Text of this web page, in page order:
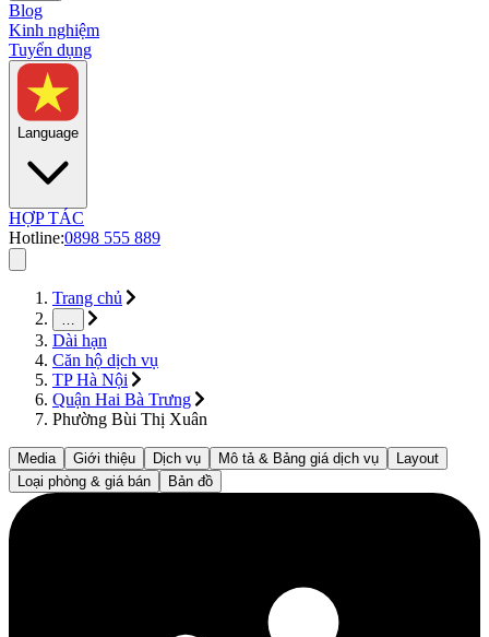
Blog
Kinh nghiệm
Tuyển dụng
Language
HỢP TÁC
Hotline:0898 555 889
Trang chủ
…
Dài hạn
Căn hộ dịch vụ
TP Hà Nội
Quận Hai Bà Trưng
Phường Bùi Thị Xuân
Media Giới thiệu Dịch vụ Mô tả & Bảng giá dịch vụ
Layout
Loại phòng & giá bán
Bản đồ